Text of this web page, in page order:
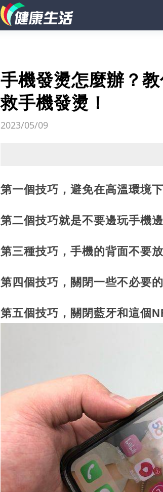
手機發燙怎麼辦？
救手機發燙！
2023/05/09
第一個技巧，避免在高溫環境下
第二個技巧就是不要邊玩手機邊
第三種技巧，手機的背面不要放
第四個技巧，關閉一些不必要的
第五個技巧，關閉藍牙和這個